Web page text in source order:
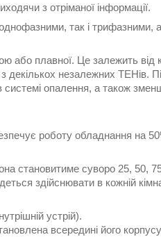
з отріманої інформації.
так і трифазними, а
або плавної. Це залежить від
декількох незалежних ТЕНів.
опалення, а також
роботу обладнання на
становитиме суворо 25, 50,
здійснювати в кожній
устрій).
всередині його